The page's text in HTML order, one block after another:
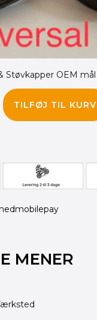
Støvkapper OEM
TILFØJ TIL KURV
MENER